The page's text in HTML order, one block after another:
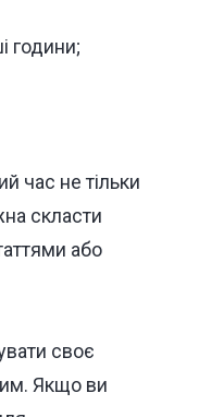
години;
час не тільки
скласти
або
своє
Якщо ви